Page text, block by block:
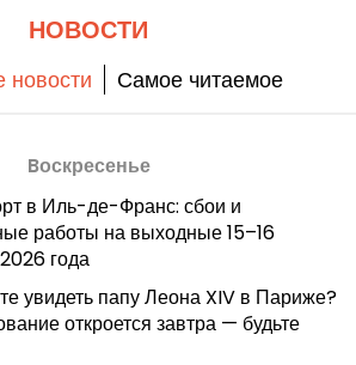
НОВОСТИ
новости Самое читаемое
Bоскресенье
в Иль-де-Франс: сбои и
работы на выходные 15–16
года
увидеть папу Леона XIV в Париже?
откроется завтра — будьте